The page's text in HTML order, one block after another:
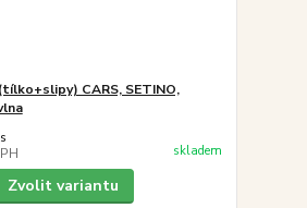
CARS, SETINO,
skladem
Zvolit variantu